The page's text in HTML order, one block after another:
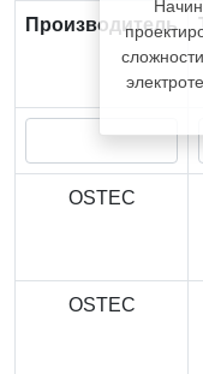
Производитель
OSTEC
OSTEC